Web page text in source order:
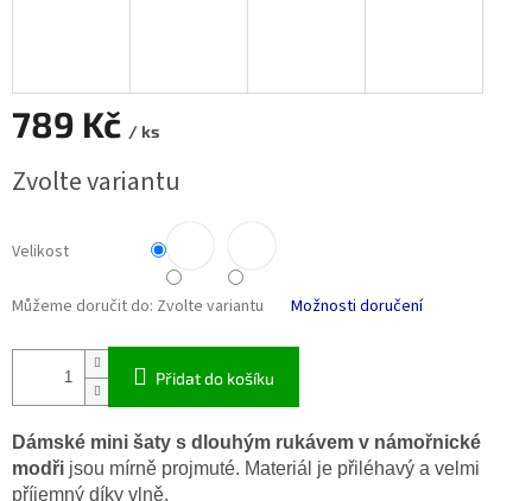
789 Kč / ks
cena:
Zvolte variantu
Velikost
Můžeme doručit do: Zvolte variantu Možnosti doručení
Přidat do košíku
Dámské mini šaty s dlouhým rukávem v námořnické
modři jsou mírně projmuté. Materiál je přiléhavý a velmi
příjemný díky vlně.